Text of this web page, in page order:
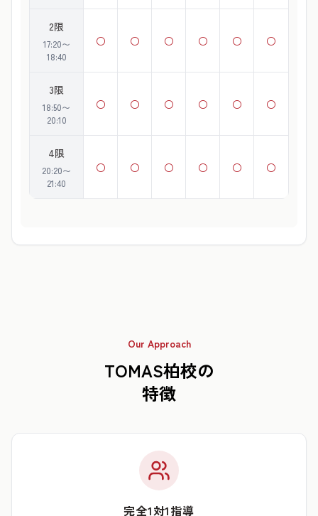
2限
17:20〜
18:40
○ ○ ○ ○ ○ ○
3限
18:50〜
20:10
○ ○ ○ ○ ○ ○
4限
20:20〜
21:40
○ ○ ○ ○ ○ ○
Our Approach
TOMAS柏校の
特徴
完全1対1指導